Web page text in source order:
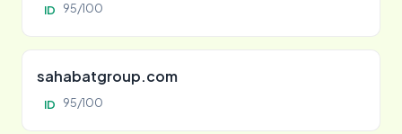
ID 95/100
sahabatgroup.com
ID 95/100